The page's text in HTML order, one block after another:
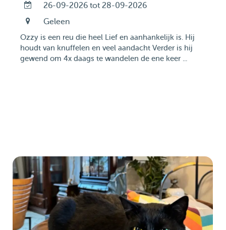
26-09-2026 tot 28-09-2026
Geleen
Ozzy is een reu die heel Lief en aanhankelijk is. Hij
houdt van knuffelen en veel aandacht Verder is hij
gewend om 4x daags te wandelen de ene keer ...